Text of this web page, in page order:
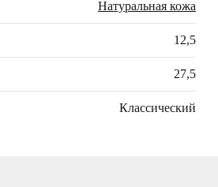
Натуральная кожа
12,5
27,5
Классический